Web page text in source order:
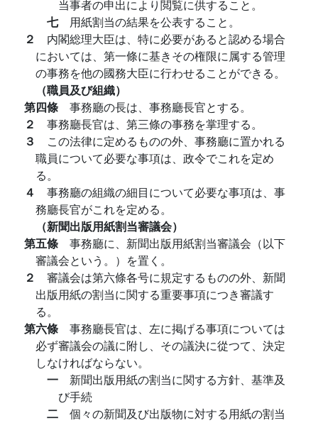
当事者の申出により閲覧に供すること。
七 用紙割当の結果を公表すること。
２ 内閣総理大臣は、特に必要があると認める場合
においては、第一條に基きその権限に属する管理
の事務を他の國務大臣に行わせることができる。
（職員及び組織）
第四條 事務廳の長は、事務廳長官とする。
２ 事務廳長官は、第三條の事務を掌理する。
３ この法律に定めるものの外、事務廳に置かれる
職員について必要な事項は、政令でこれを定め
る。
４ 事務廳の組織の細目について必要な事項は、事
務廳長官がこれを定める。
（新聞出版用紙割当審議会）
第五條 事務廳に、新聞出版用紙割当審議会（以下
審議会という。）を置く。
２ 審議会は第六條各号に規定するものの外、新聞
出版用紙の割当に関する重要事項につき審議す
る。
第六條 事務廳長官は、左に掲げる事項については
必ず審議会の議に附し、その議決に從つて、決定
しなければならない。
一 新聞出版用紙の割当に関する方針、基準及
び手続
二 個々の新聞及び出版物に対する用紙の割当